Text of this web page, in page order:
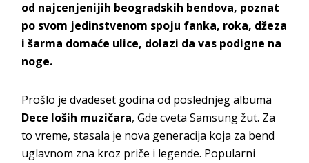
od najcenjenijih beogradskih bendova, poznat
po svom jedinstvenom spoju fanka, roka, džeza
i šarma domaće ulice, dolazi da vas podigne na
noge.
Prošlo je dvadeset godina od poslednjeg albuma
Dece loših muzičara, Gde cveta Samsung žut. Za
to vreme, stasala je nova generacija koja za bend
uglavnom zna kroz priče i legende. Popularni